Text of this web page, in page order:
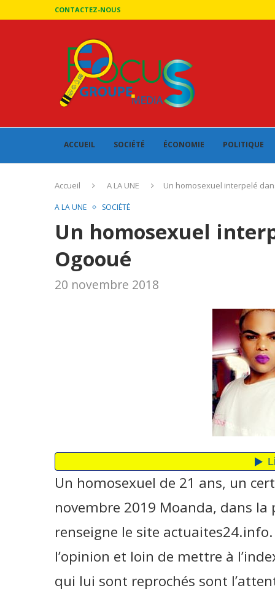
CONTACTEZ-NOUS
ACCUEIL SOCIÉTÉ ÉCONOMIE POLITIQUE
Accueil A LA UNE Un homosexuel interpelé
A LA UNE SOCIÉTÉ
Un homosexuel
Ogooué
20 novembre 2018
Un homosexuel de 21 ans, un
novembre 2019 Moanda, dans la
renseigne le site
l’opinion et loin de mettre à
qui lui sont reprochés sont